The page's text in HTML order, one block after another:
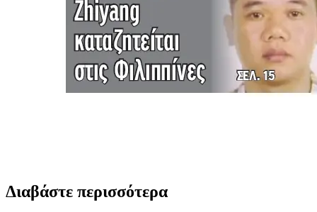
Διαβάστε περισσότερα